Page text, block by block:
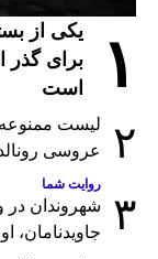
۱
یکی از
برای گذر
است
۲
عروسی
۳
روایت شما
شهروندان در
جاویدنامان،